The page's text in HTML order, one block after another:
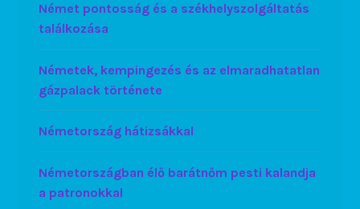
Német pontosság és a székhelyszolgáltatás
találkozása
Németek, kempingezés és az elmaradhatatlan
gázpalack története
Németország hátizsákkal
Németországban élő barátnőm pesti kalandja
a patronokkal